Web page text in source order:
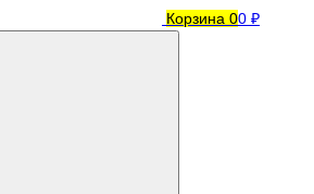
Корзина 00 ₽